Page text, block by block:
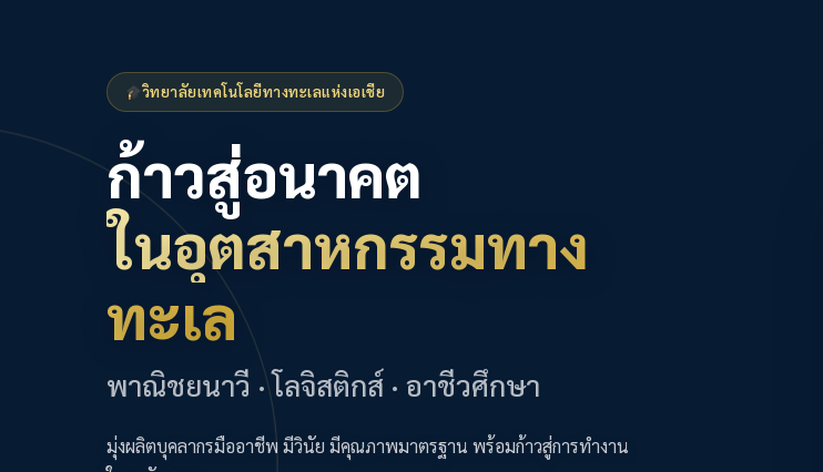
วิทยาลัยเทคโนโลยีทางทะเลแห่งเอเชีย
ก้าวสู่อนาคต
ในอุตสาหกรรมทาง
ทะเล
พาณิชยนาวี · โลจิสติกส์ · อาชีวศึกษา
มุ่งผลิตบุคลากรมืออาชีพ มีวินัย มีคุณภาพมาตรฐาน พร้อมก้าวสู่การทำงาน